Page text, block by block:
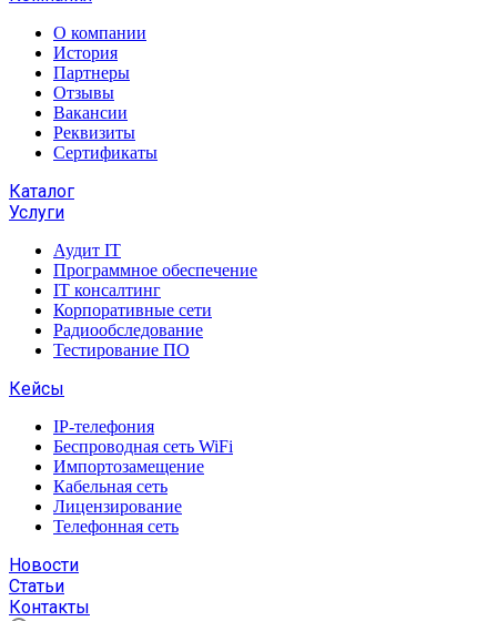
О компании
История
Партнеры
Отзывы
Вакансии
Реквизиты
Сертификаты
Каталог
Услуги
Аудит IT
Программное обеспечение
IT консалтинг
Корпоративные сети
Радиообследование
Тестирование ПО
Кейсы
IP-телефония
Беспроводная сеть WiFi
Импортозамещение
Кабельная сеть
Лицензирование
Телефонная сеть
Новости
Статьи
Контакты